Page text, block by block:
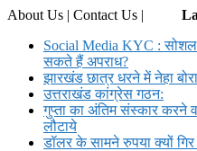
About Us | Contact Us |
Social Media KYC : सोशल
सकते हैं अपराध?
झारखंड छात्र धरने में नेहा
उत्तराखंड कांग्रेस गठन:
गुप्ता का अंतिम संस्कार करने
लौटाये
डॉलर के सामने रुपया क्यों